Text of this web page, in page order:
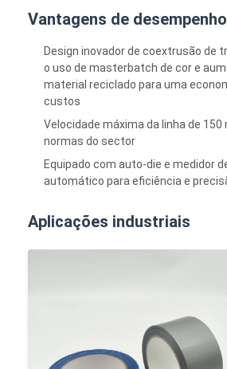
Vantagens de desempenho
Design inovador de coextrusão de
o uso de masterbatch de cor e
material reciclado para uma
custos
Velocidade máxima da linha de
normas do sector
Equipado com auto-die e medidor
automático para eficiência e
Aplicações industriais